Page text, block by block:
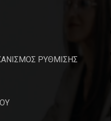
ΡΥΘΜΙΣΗΣ